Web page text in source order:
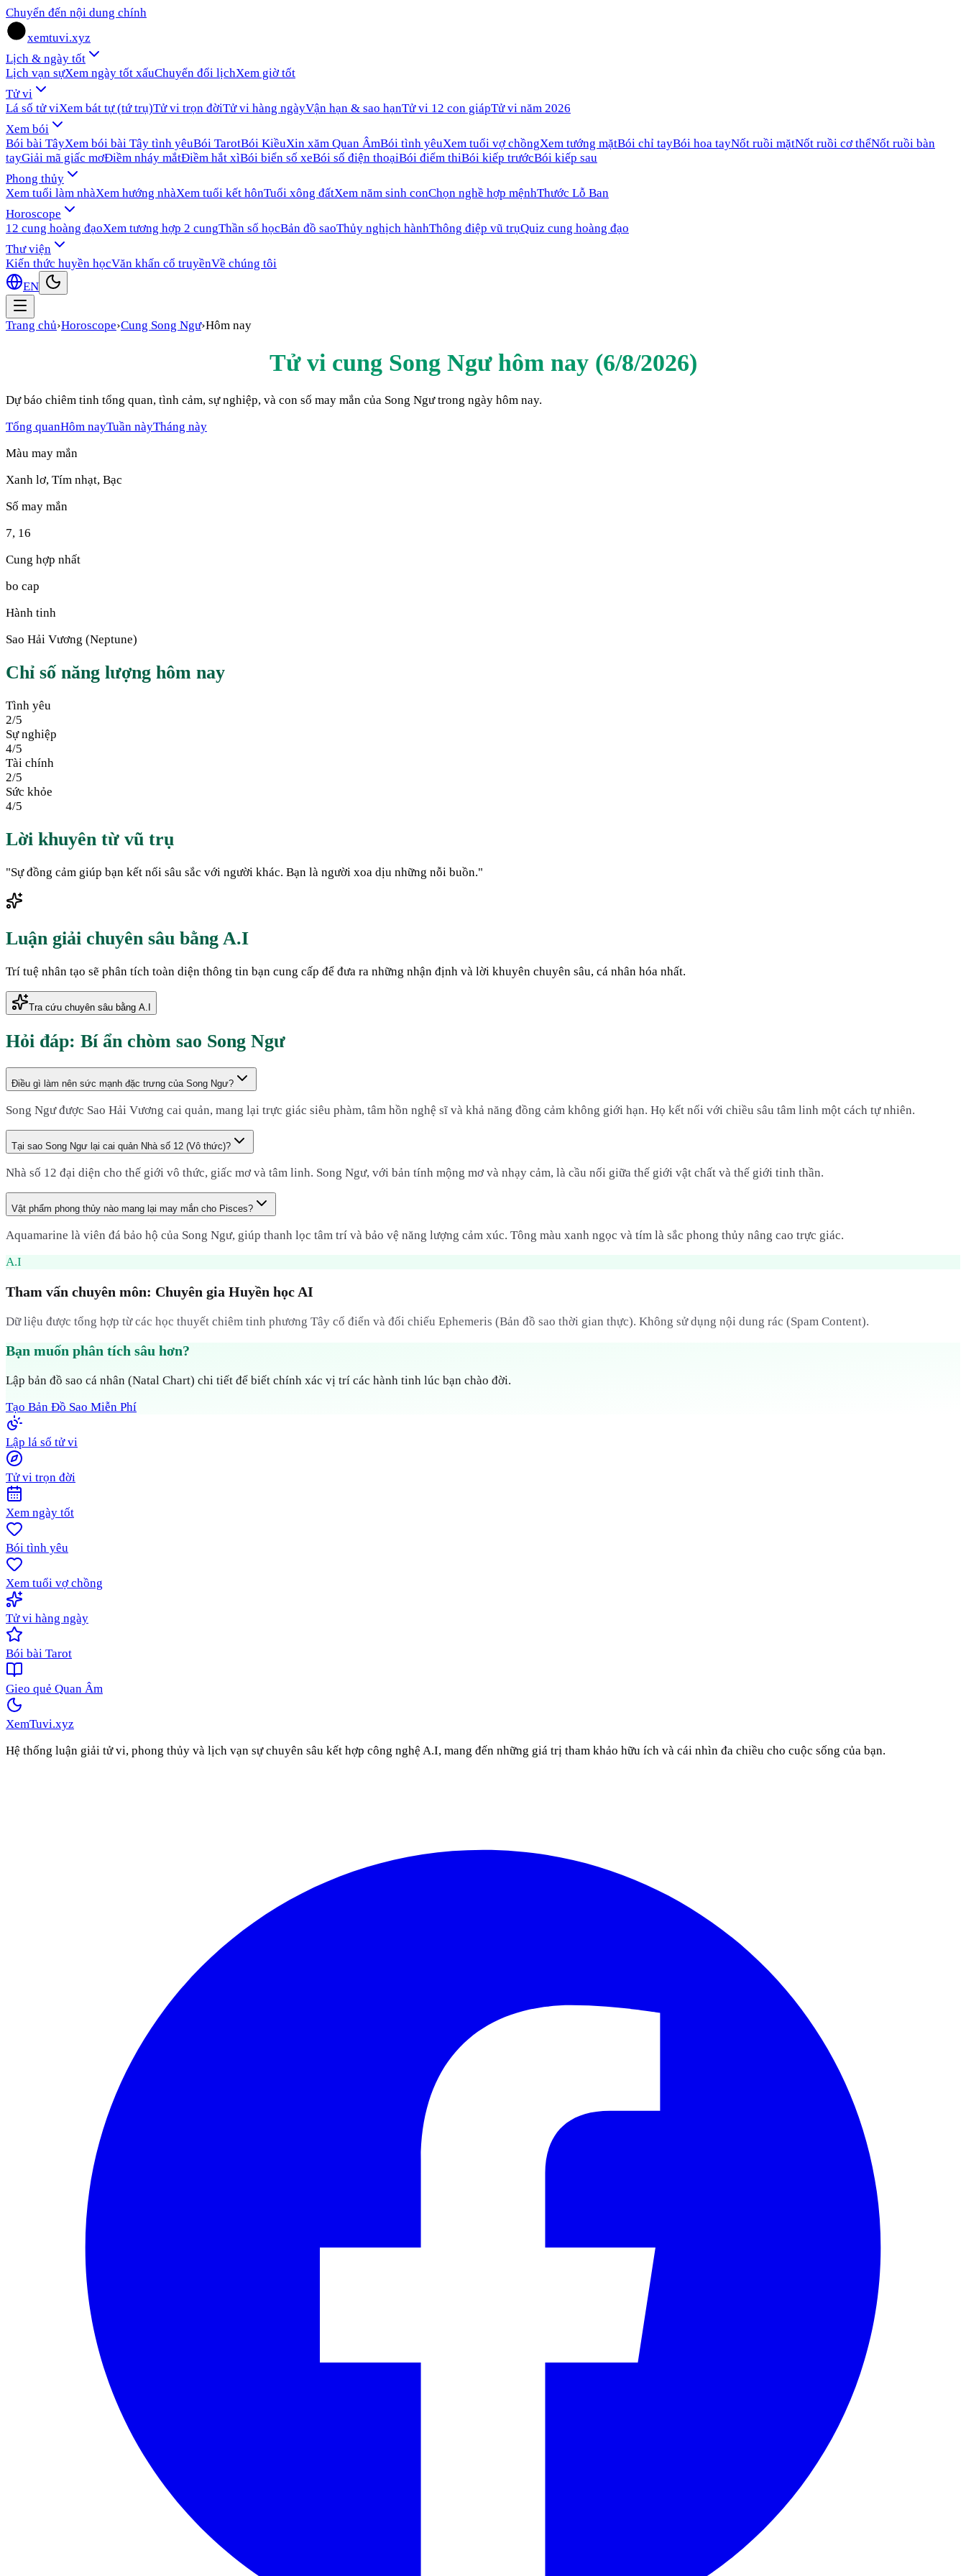
Chuyển đến nội dung chính
xemtuvi.xyz
Lịch & ngày tốt
Lịch vạn sựXem ngày tốt xấuChuyển đổi lịchXem giờ tốt
Tử vi
Lá số tử viXem bát tự (tứ trụ)Tử vi trọn đờiTử vi hàng ngàyVận hạn & sao hạnTử vi 12 con giápTử vi năm 2026
Xem bói
Bói bài TâyXem bói bài Tây tình yêuBói TarotBói KiềuXin xăm Quan ÂmBói tình yêuXem tuổi vợ chồngXem tướng mặtBói chỉ tayBói hoa tayNốt ruồi mặtNốt ruồi cơ thểNốt ruồi bàn
tayGiải mã giấc mơĐiềm nháy mắtĐiềm hắt xìBói biển số xeBói số điện thoạiBói điểm thiBói kiếp trướcBói kiếp sau
Phong thủy
Xem tuổi làm nhàXem hướng nhàXem tuổi kết hônTuổi xông đấtXem năm sinh conChọn nghề hợp mệnhThước Lỗ Ban
Horoscope
12 cung hoàng đạoXem tương hợp 2 cungThần số họcBản đồ saoThủy nghịch hànhThông điệp vũ trụQuiz cung hoàng đạo
Thư viện
Kiến thức huyền họcVăn khấn cổ truyềnVề chúng tôi
EN
Trang chủ›Horoscope›Cung Song Ngư›Hôm nay
Tử vi cung Song Ngưhôm nay (6/8/2026)
Dự báo chiêm tinh tổng quan, tình cảm, sự nghiệp, và con số may mắn của Song Ngưtrong ngày hôm nay.
Tổng quanHôm nayTuần nàyTháng này
Màu may mắn
Xanh lơ, Tím nhạt, Bạc
Số may mắn
7, 16
Cung hợp nhất
bo cap
Hành tinh
Sao Hải Vương (Neptune)
Chỉ số năng lượng hôm nay
Tình yêu
2/5
Sự nghiệp
4/5
Tài chính
2/5
Sức khỏe
4/5
Lời khuyên từ vũ trụ
"Sự đồng cảm giúp bạn kết nối sâu sắc với người khác. Bạn là người xoa dịu những nỗi buồn."
Luận giải chuyên sâu bằng A.I
Trí tuệ nhân tạo sẽ phân tích toàn diện thông tin bạn cung cấp để đưa ra những nhận định và lời khuyên chuyên sâu, cá nhân hóa nhất.
Tra cứu chuyên sâu bằng A.I
Hỏi đáp: Bí ẩn chòm sao Song Ngư
Điều gì làm nên sức mạnh đặc trưng của Song Ngư?
Song Ngư được Sao Hải Vương cai quản, mang lại trực giác siêu phàm, tâm hồn nghệ sĩ và khả năng đồng cảm không giới hạn. Họ kết nối với chiều sâu tâm linh một cách tự nhiên.
Tại sao Song Ngư lại cai quản Nhà số 12 (Vô thức)?
Nhà số 12 đại diện cho thế giới vô thức, giấc mơ và tâm linh. Song Ngư, với bản tính mộng mơ và nhạy cảm, là cầu nối giữa thế giới vật chất và thế giới tinh thần.
Vật phẩm phong thủy nào mang lại may mắn cho Pisces?
Aquamarine là viên đá bảo hộ của Song Ngư, giúp thanh lọc tâm trí và bảo vệ năng lượng cảm xúc. Tông màu xanh ngọc và tím là sắc phong thủy nâng cao trực giác.
A.I
Tham vấn chuyên môn: Chuyên gia Huyền học AI
Dữ liệu được tổng hợp từ các học thuyết chiêm tinh phương Tây cổ điển và đối chiếu Ephemeris (Bản đồ sao thời gian thực). Không sử dụng nội dung rác (Spam Content).
Bạn muốn phân tích sâu hơn?
Lập bản đồ sao cá nhân (Natal Chart) chi tiết để biết chính xác vị trí các hành tinh lúc bạn chào đời.
Tạo Bản Đồ Sao Miễn Phí
Lập lá số tử vi
Tử vi trọn đời
Xem ngày tốt
Bói tình yêu
Xem tuổi vợ chồng
Tử vi hàng ngày
Bói bài Tarot
Gieo quẻ Quan Âm
XemTuvi.xyz
Hệ thống luận giải tử vi, phong thủy và lịch vạn sự chuyên sâu kết hợp công nghệ A.I, mang đến những giá trị tham khảo hữu ích và cái nhìn đa chiều cho cuộc sống của bạn.